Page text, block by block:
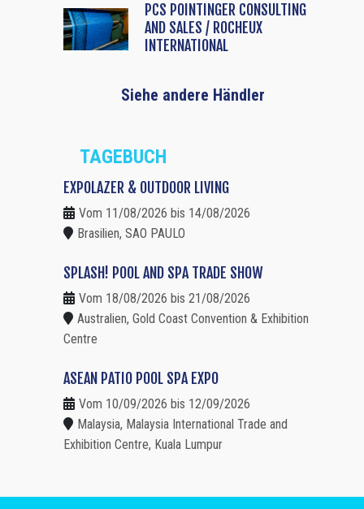
PCS POINTINGER CONSULTING
AND SALES / ROCHEUX
INTERNATIONAL
Siehe andere Händler
TAGEBUCH
EXPOLAZER & OUTDOOR LIVING
Vom 11/08/2026 bis 14/08/2026
Brasilien, SAO PAULO
SPLASH! POOL AND SPA TRADE SHOW
Vom 18/08/2026 bis 21/08/2026
Australien, Gold Coast Convention & Exhibition
Centre
ASEAN PATIO POOL SPA EXPO
Vom 10/09/2026 bis 12/09/2026
Malaysia, Malaysia International Trade and
Exhibition Centre, Kuala Lumpur